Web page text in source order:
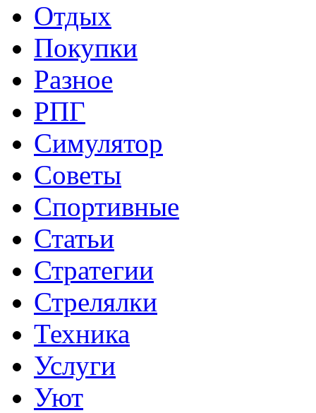
Отдых
Покупки
Разное
РПГ
Симулятор
Советы
Спортивные
Статьи
Стратегии
Стрелялки
Техника
Услуги
Уют